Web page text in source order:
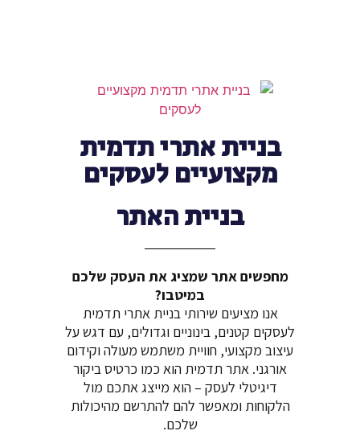
בניית אתרי תדמית
מקצועיים לעסקים
בניית האתר
מחפשים אתר שמציג את העסק שלכם
במיטבו?
אנו מציעים שירותי בניית אתרי תדמית
לעסקים קטנים, בינוניים וגדולים, עם דגש על
עיצוב מקצועי, חוויית משתמש מעולה וקידום
אורגני. אתר תדמית הוא כמו כרטיס ביקור
דיגיטלי לעסק – הוא מייצג אתכם מול
הלקוחות ומאפשר להם להתרשם מהיכולות
שלכם.